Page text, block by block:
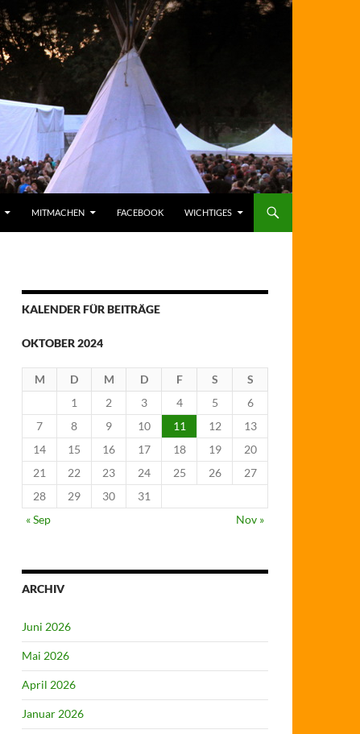
MITMACHEN FACEBOOK WICHTIGES
KALENDER FÜR BEITRÄGE
OKTOBER 2024
M D M D F S
S
1
2 3 4 5
6
7
8 9 10 11 12
13
14
15 16 17 18 19
20
21
22 23 24 25 26
27
28
29 30
31
« Sep
Nov »
ARCHIV
Juni 2026
Mai 2026
April 2026
Januar 2026